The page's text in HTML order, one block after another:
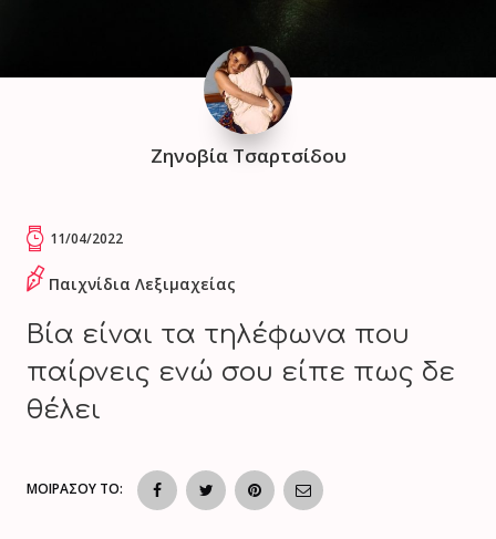
Ζηνοβία Τσαρτσίδου
11/04/2022
Παιχνίδια Λεξιμαχείας
Βία είναι τα τηλέφωνα που
παίρνεις ενώ σου είπε πως δε
θέλει
ΜΟΙΡΑΣΟΥ ΤΟ: